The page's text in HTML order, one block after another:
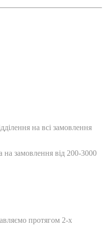
на всі замовлення
замовлення від 200-3000
протягом 2-х